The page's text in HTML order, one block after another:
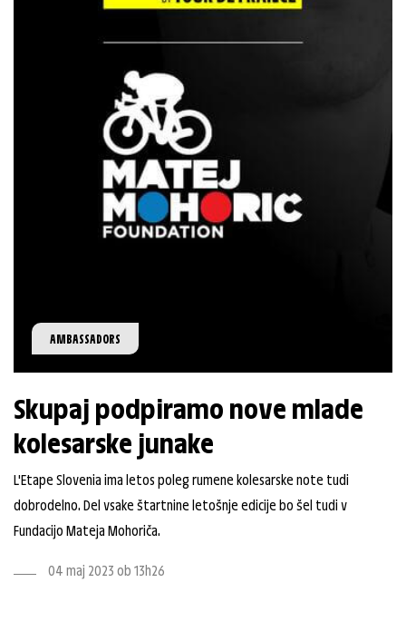
AMBASSADORS
Skupaj podpiramo nove mlade
kolesarske junake
L'Etape Slovenia ima letos poleg rumene kolesarske note tudi
dobrodelno. Del vsake štartnine letošnje edicije bo šel tudi v
Fundacijo Mateja Mohoriča.
04 maj 2023 ob 13h26